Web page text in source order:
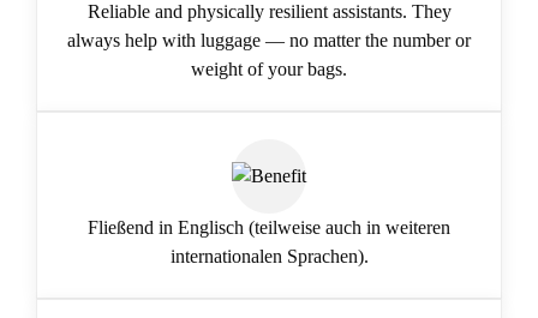
Reliable and physically resilient assistants. They
always help with luggage — no matter the number or
weight of your bags.
Fließend in Englisch (teilweise auch in weiteren
internationalen Sprachen).